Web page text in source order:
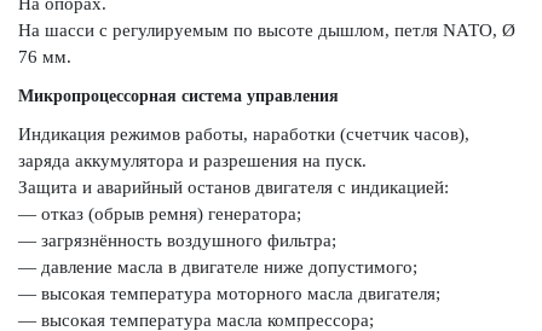
На шасси с регулируемым по высоте дышлом, петля NАТО, Ø
76 мм.
Микропроцессорная система управления
Индикация режимов работы, наработки (счетчик часов),
заряда аккумулятора и разрешения на пуск.
Защита и аварийный останов двигателя с индикацией:
— отказ (обрыв ремня) генератора;
— загрязнённость воздушного фильтра;
— давление масла в двигателе ниже допустимого;
— высокая температура моторного масла двигателя;
— высокая температура масла компрессора;